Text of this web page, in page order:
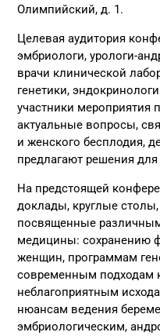
Олимпийский, д. 1.
Целевая аудитория
эмбриологи, урологи-
врачи клинической
генетики,
участники мероприятия
актуальные вопросы,
и женского бесплодия,
предлагают решения
На предстоящей
доклады, круглые
посвященные
медицины: сохранению
женщин, программам
современным подходам
неблагоприятным
нюансам ведения
эмбриологическим,